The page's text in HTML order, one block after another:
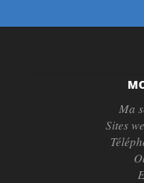
Ma
Sites